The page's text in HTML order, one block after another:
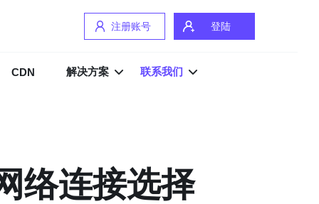
注册账号 登陆
CDN 解决方案 联系我们
络连接选择